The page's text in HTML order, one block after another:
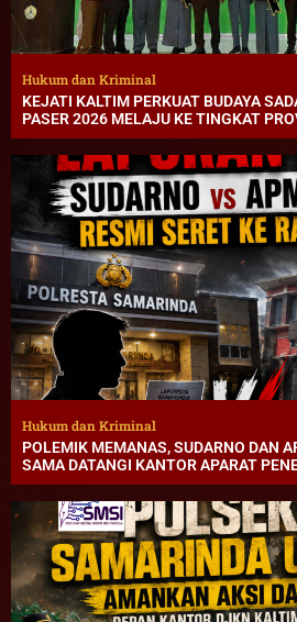
Hukum dan Kriminal
KEJATI KALTIM PERKUAT BUDAYA
PASER 2026 MELAJU KE TINGKAT
Hukum dan Kriminal
POLEMIK MEMANAS, SUDARNO DAN
SAMA DATANGI KANTOR APARAT